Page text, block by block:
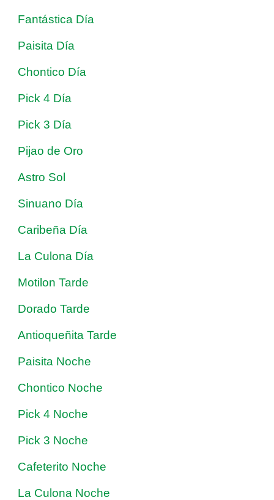
Fantástica Día
Paisita Día
Chontico Día
Pick 4 Día
Pick 3 Día
Pijao de Oro
Astro Sol
Sinuano Día
Caribeña Día
La Culona Día
Motilon Tarde
Dorado Tarde
Antioqueñita Tarde
Paisita Noche
Chontico Noche
Pick 4 Noche
Pick 3 Noche
Cafeterito Noche
La Culona Noche